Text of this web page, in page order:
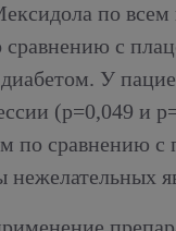
по
сравнению с
У
(р=0,049 и
по сравнению с
нежелательных